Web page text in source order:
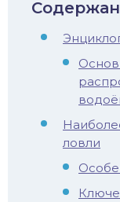
ловли